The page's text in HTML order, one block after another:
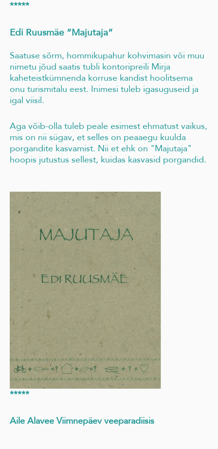
*****
Edi Ruusmäe ”Majutaja”
Saatuse sõrm, hommikupahur kohvimasin või muu
nimetu jõud saatis tubli kontoripreili Mirja
kaheteistkümnenda korruse kandist hoolitsema
onu turismitalu eest. Inimesi tuleb igasuguseid ja
igal viisil.
Aga võib-olla tuleb peale esimest ehmatust vaikus,
mis on nii sügav, et selles on peaaegu kuulda
porgandite kasvamist. Nii et ehk on "Majutaja"
hoopis jutustus sellest, kuidas kasvasid porgandid.
*****
Aile Alavee Viimnepäev veeparadiisis